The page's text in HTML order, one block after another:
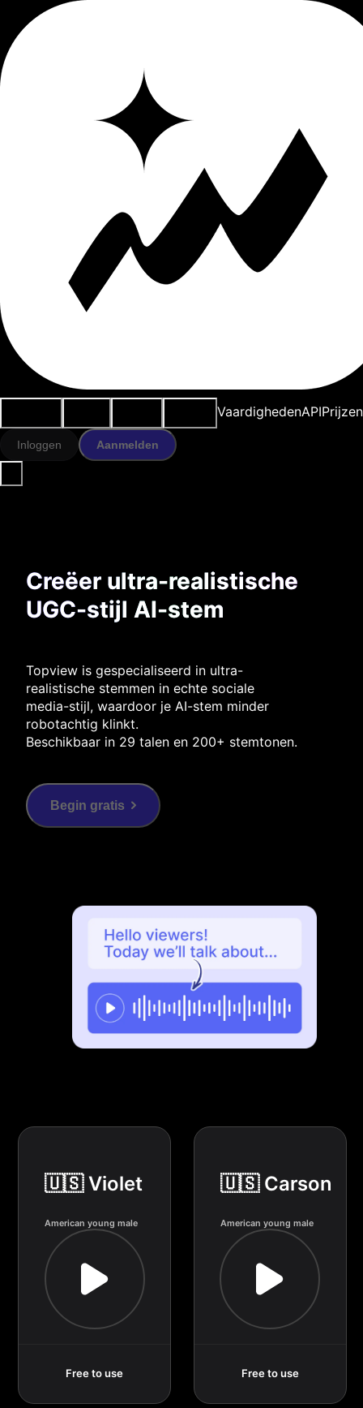
VaardighedenAPIPrijzen
Inloggen Aanmelden
Creëer ultra-realistische
UGC-stijl AI-stem
Topview is gespecialiseerd in ultra-
realistische stemmen in echte sociale
media-stijl, waardoor je AI-stem minder
robotachtig klinkt.
Beschikbaar in 29 talen en 200+ stemtonen.
Begin gratis
🇺🇸 Violet
American young male
Free to use
🇺🇸 Carson
American young male
Free to use